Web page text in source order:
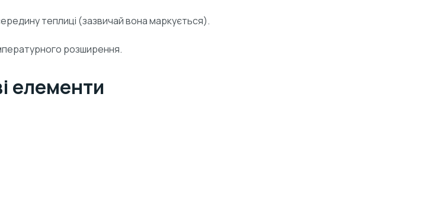
теплиці (зазвичай вона маркується).
розширення.
елементи